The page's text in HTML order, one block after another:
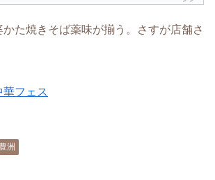
た焼きそば薬味が揃う。さすが店舗さ
華フェス
豊洲